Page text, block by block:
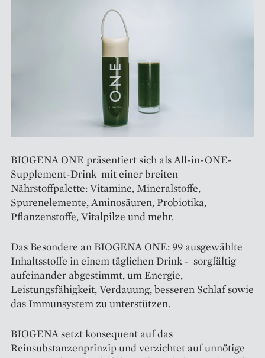
BIOGENA ONE präsentiert sich als All-in-ONE-
Supplement-Drink mit einer breiten
Nährstoffpalette: Vitamine, Mineralstoffe,
Spurenelemente, Aminosäuren, Probiotika,
Pflanzenstoffe, Vitalpilze und mehr.
Das Besondere an BIOGENA ONE: 99 ausgewählte
Inhaltsstoffe in einem täglichen Drink - sorgfältig
aufeinander abgestimmt, um Energie,
Leistungsfähigkeit, Verdauung, besseren Schlaf sowie
das Immunsystem zu unterstützen.
BIOGENA setzt konsequent auf das
Reinsubstanzenprinzip und verzichtet auf unnötige